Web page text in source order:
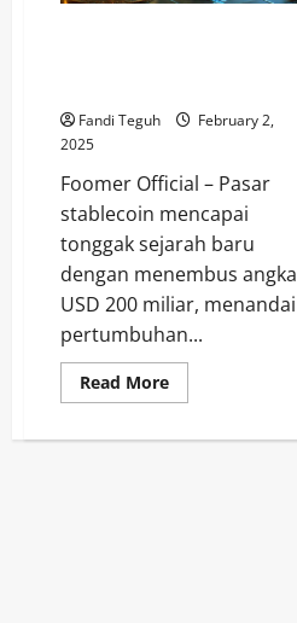
Fandi Teguh
February 2,
2025
Foomer Official – Pasar
stablecoin mencapai
tonggak sejarah baru
dengan menembus angka
USD 200 miliar, menandai
pertumbuhan...
Read MoreRead
more
Stablecoin